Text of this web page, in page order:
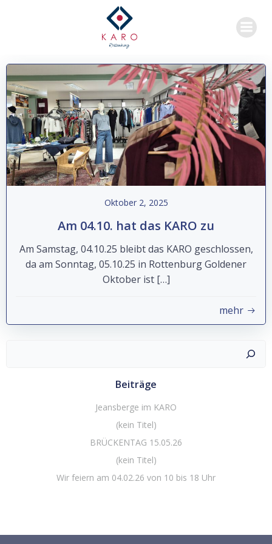
springen
Oktober 2, 2025
Am 04.10. hat das KARO zu
Am Samstag, 04.10.25 bleibt das KARO geschlossen,
da am Sonntag, 05.10.25 in Rottenburg Goldener
Oktober ist […]
mehr
Beiträge
Jeansberge im KARO
(kein Titel)
BRÜCKENTAG 15.05.26
(kein Titel)
Wir feiern am 04.02.26 von 10 bis 18 Uhr